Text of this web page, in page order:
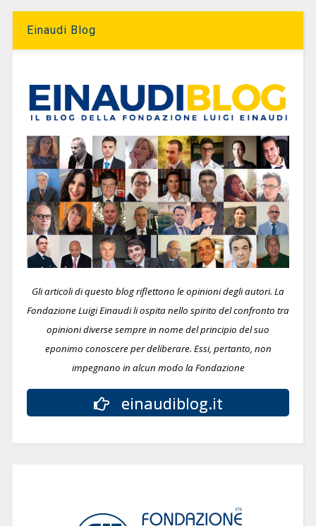
Einaudi Blog
Gli articoli di questo blog riflettono le opinioni degli autori. La
Fondazione Luigi Einaudi li ospita nello spirito del confronto tra
opinioni diverse sempre in nome del principio del suo
eponimo conoscere per deliberare. Essi, pertanto, non
impegnano in alcun modo la Fondazione
einaudiblog.it